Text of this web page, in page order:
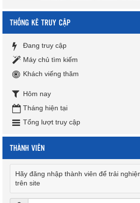
THỐNG KÊ TRUY CẬP
Đang truy cập
Máy chủ tìm kiếm
Khách viếng thăm
Hôm nay
Tháng hiện tại
Tổng lượt truy cập
THÀNH VIÊN
Hãy đăng nhập thành viên để trải
trên site